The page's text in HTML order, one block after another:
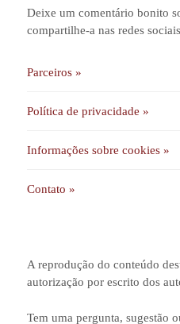
Deixe um comentário bonito
compartilhe-a nas redes
Parceiros »
Política de privacidade »
Informações sobre cookies »
Contato »
A reprodução do conteúdo
autorização por escrito dos
Tem uma pergunta, sugestão